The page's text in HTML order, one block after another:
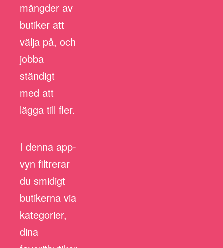
mängder av
butiker att
välja på, och
jobba
ständigt
med att
lägga till fler.
I denna app-
vyn filtrerar
du smidigt
butikerna via
kategorier,
dina